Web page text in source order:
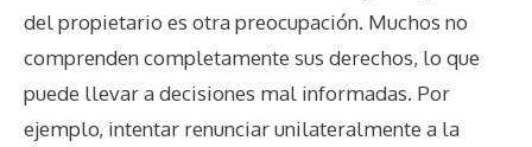
del propietario es otra preocupación. Muchos no
comprenden completamente sus derechos, lo que
puede llevar a decisiones mal informadas. Por
ejemplo, intentar renunciar unilateralmente a la